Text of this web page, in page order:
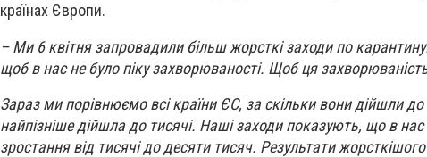
країнах Європи.
– Ми 6 квітня запровадили більш жорсткі заходи по
щоб в нас не було піку захворюваності. Щоб ця
Зараз ми порівнюємо всі країни ЄС, за скільки вони дійшли до
найпізніше дійшла до тисячі. Наші заходи показують, що в
зростання від тисячі до десяти тисяч. Результати